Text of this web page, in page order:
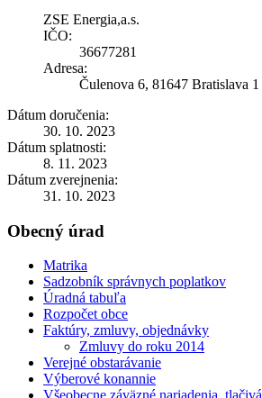
ZSE Energia,a.s.
IČO:
36677281
Adresa:
Čulenova 6, 81647 Bratislava 1
Dátum doručenia:
30. 10. 2023
Dátum splatnosti:
8. 11. 2023
Dátum zverejnenia:
31. 10. 2023
Obecný úrad
Matrika
Sadzobník správnych poplatkov
Úradná tabuľa
Rozpočet obce
Faktúry, zmluvy, objednávky
Zmluvy do roku 2014
Verejné obstarávanie
Výberové konannie